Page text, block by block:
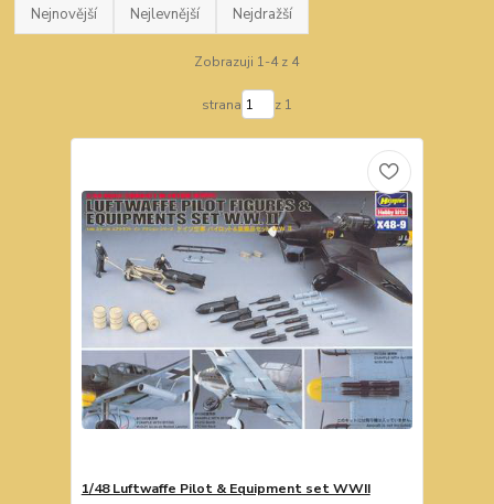
Nejnovější Nejlevnější Nejdražší
Zobrazuji 1-4 z 4
strana z 1
1/48 Luftwaffe Pilot & Equipment set WWII